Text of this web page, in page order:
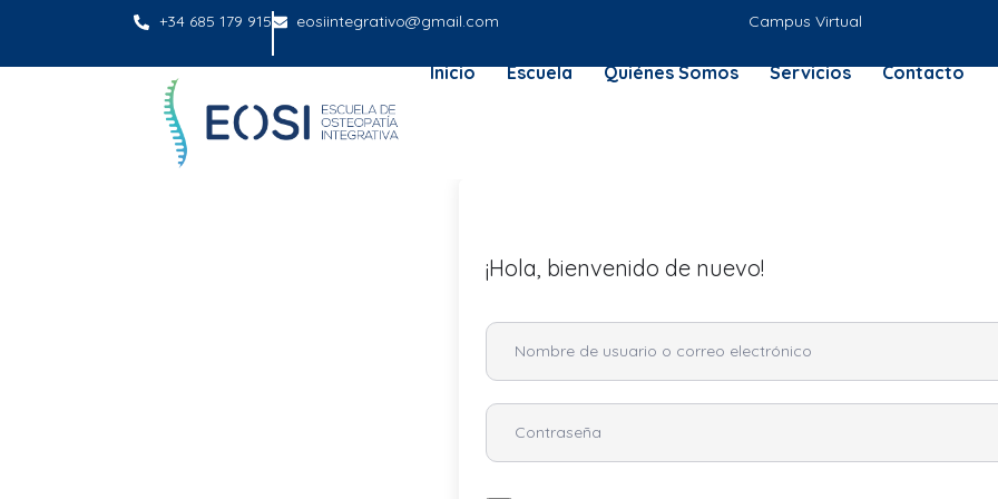
+34 685 179 915 eosiintegrativo@gmail.com Campus Virtual
Inicio Escuela Quiénes Somos Servicios Contacto
¡Hola, bienvenido de nuevo!